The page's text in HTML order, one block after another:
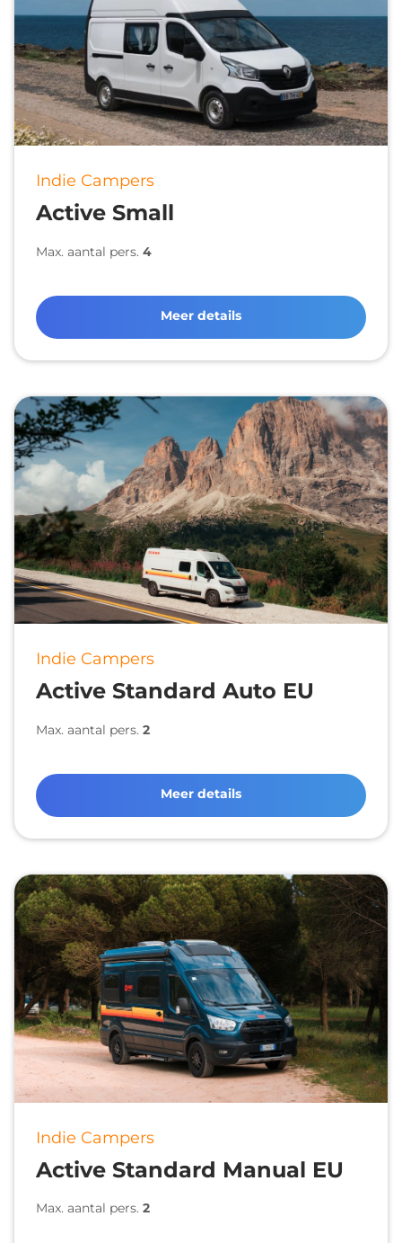
Indie Campers
Active Small
Max. aantal pers. 4
Meer details
Indie Campers
Active Standard Auto EU
Max. aantal pers. 2
Meer details
Indie Campers
Active Standard Manual EU
Max. aantal pers. 2